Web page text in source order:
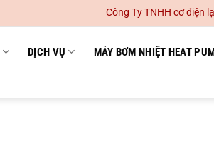
Công Ty TNHH cơ điện lạnh
DỊCH VỤ MÁY BƠM NHIỆT HEAT